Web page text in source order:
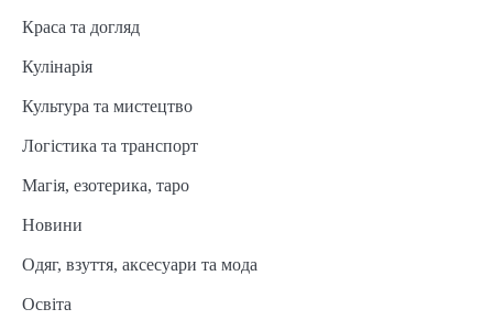
Краса та догляд
Кулінарія
Культура та мистецтво
Логістика та транспорт
Магія, езотерика, таро
Новини
Одяг, взуття, аксесуари та мода
Освіта